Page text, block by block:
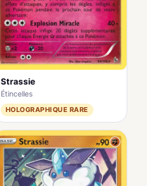
Strassie
Étincelles
HOLOGRAPHIQUE RARE